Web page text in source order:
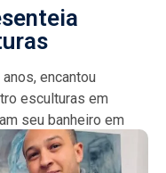
encantou
esculturas em
seu banheiro em